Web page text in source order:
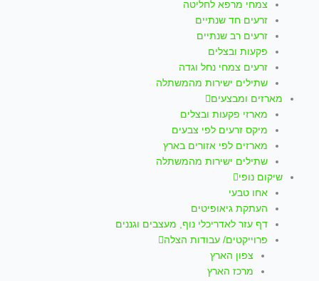
צמחי מרפא לחליטה
זרעים חד שנתיים
זרעים רב שנתיים
פקעות ובצלים
זרעים צמחי נחל וגדה
שתילים ישירות מהמשתלה
מארזים ומבצעים
מארזי פקעות ובצלים
מיקס זרעים לפי צבעים
מארזים לפי אזורים בארץ
שתילים ישירות מהמשתלה
שיקום נופי
אחו טבעי
העתקת גיאופיטים
דף עזר לאדריכלי נוף, מעצבים וגננים
פרוייקטים/ עבודות הצלה
צפון הארץ
מרכז הארץ